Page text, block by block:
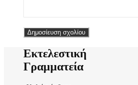
Εκτελεστική
Γραμματεία